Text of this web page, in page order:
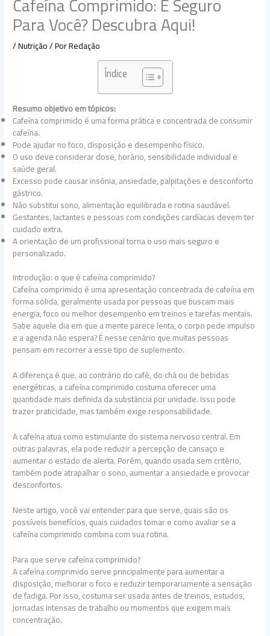
Para Você? Descubra Aqui!
/Nutrição/ PorRedação
Índice
Resumo objetivo em tópicos:
Cafeína comprimido é uma forma prática e concentrada de consumir
cafeína.
Pode ajudar no foco, disposição e desempenho físico.
O uso deve considerar dose, horário, sensibilidade individual e
saúde geral.
Excesso pode causar insônia, ansiedade, palpitações e desconforto
gástrico.
Não substitui sono, alimentação equilibrada e rotina saudável.
Gestantes, lactantes e pessoas com condições cardíacas devem ter
cuidado extra.
A orientação de um profissional torna o uso mais seguro e
personalizado.
Introdução: o que é cafeína comprimido?
Cafeína comprimido é uma apresentação concentrada de cafeína em
forma sólida, geralmente usada por pessoas que buscam mais
energia, foco ou melhor desempenho em treinos e tarefas mentais.
Sabe aquele dia em que a mente parece lenta, o corpo pede impulso
e a agenda não espera? É nesse cenário que muitas pessoas
pensam em recorrer a esse tipo de suplemento.
A diferença é que, ao contrário do café, do chá ou de bebidas
energéticas, a cafeína comprimido costuma oferecer uma
quantidade mais definida da substância por unidade. Isso pode
trazer praticidade, mas também exige responsabilidade.
A cafeína atua como estimulante do sistema nervoso central. Em
outras palavras, ela pode reduzir a percepção de cansaço e
aumentar o estado de alerta. Porém, quando usada sem critério,
também pode atrapalhar o sono, aumentar a ansiedade e provocar
desconfortos.
Neste artigo, você vai entender para que serve, quais são os
possíveis benefícios, quais cuidados tomar e como avaliar se a
cafeína comprimido combina com sua rotina.
Para que serve cafeína comprimido?
A cafeína comprimido serve principalmente para aumentar a
disposição, melhorar o foco e reduzir temporariamente a sensação
de fadiga. Por isso, costuma ser usada antes de treinos, estudos,
jornadas intensas de trabalho ou momentos que exigem mais
concentração.